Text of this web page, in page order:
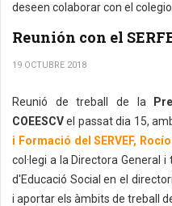
deseen colaborar con el colegio.
Reunión con el
19 OCTUBRE 2018
Reunió de treball de la
COEESCVel passat dia 15,
i Formació del SERVEF,
col·legi a la Directora General
d'Educació Social en el
i aportar els àmbits de treball